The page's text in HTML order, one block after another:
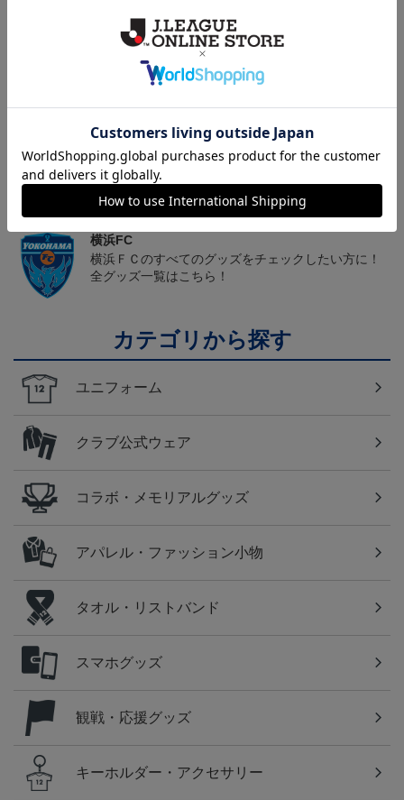
トピックス
こだわりのデザインに注目！タオルマフラーは応援
の必須アイテム！
横浜FC
横浜ＦＣのすべてのグッズをチェックしたい方に！
全グッズ一覧はこちら！
カテゴリから探す
ユニフォーム
クラブ公式ウェア
コラボ・メモリアルグッズ
アパレル・ファッション小物
タオル・リストバンド
スマホグッズ
観戦・応援グッズ
キーホルダー・アクセサリー